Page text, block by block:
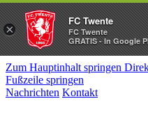
Zum Hauptinhalt springen
Fußzeile springen
Nachrichten Kontakt
×
FC Twente
FC Twente
GRATIS - In Google